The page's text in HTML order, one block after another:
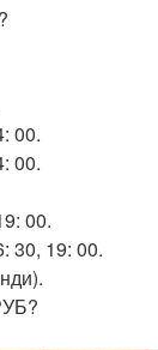
00.
00.
00.
30, 19: 00.